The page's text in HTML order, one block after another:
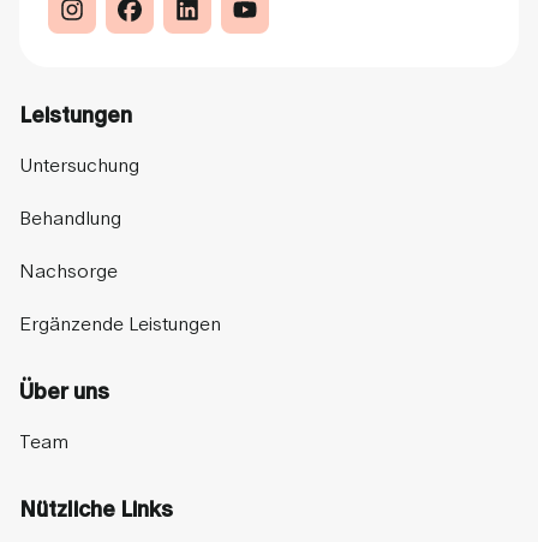
Leistungen
Untersuchung
Behandlung
Nachsorge
Ergänzende Leistungen
Über uns
Team
Nützliche Links